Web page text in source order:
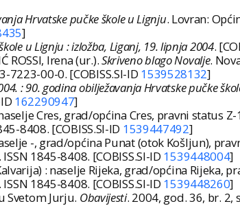
Hrvatske pučke škole u Lignju. Lovran:
]
u Lignju : izložba, Liganj, 19. lipnja 2004.
ROSSI, Irena (ur.).Skriveno blago Novalje.
7223-00-0. [COBISS.SI-ID 1539528132]
: 90. godina obilježavanja Hrvatske pučke
162290947]
Cres, grad/općina Cres, pravni status
8408. [COBISS.SI-ID 1539447492]
-, grad/općina Punat (otok Košljun),
1845-8408. [COBISS.SI-ID 1539448004]
: naselje Rijeka, grad/općina Rijeka,
1845-8408. [COBISS.SI-ID 1539448260]
Svetom Jurju. Obavijesti. 2004, god. 36, br. 2,